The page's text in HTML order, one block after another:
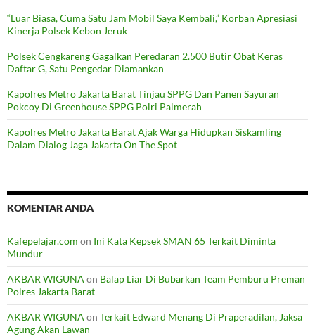
“Luar Biasa, Cuma Satu Jam Mobil Saya Kembali,” Korban Apresiasi
Kinerja Polsek Kebon Jeruk
Polsek Cengkareng Gagalkan Peredaran 2.500 Butir Obat Keras
Daftar G, Satu Pengedar Diamankan
Kapolres Metro Jakarta Barat Tinjau SPPG Dan Panen Sayuran
Pokcoy Di Greenhouse SPPG Polri Palmerah
Kapolres Metro Jakarta Barat Ajak Warga Hidupkan Siskamling
Dalam Dialog Jaga Jakarta On The Spot
KOMENTAR ANDA
Kafepelajar.com on Ini Kata Kepsek SMAN 65 Terkait Diminta
Mundur
AKBAR WIGUNA on Balap Liar Di Bubarkan Team Pemburu Preman
Polres Jakarta Barat
AKBAR WIGUNA on Terkait Edward Menang Di Praperadilan, Jaksa
Agung Akan Lawan